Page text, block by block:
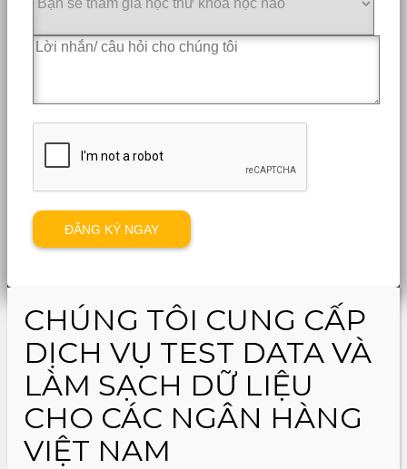
CHÚNG TÔI CUNG CẤP
DỊCH VỤ TEST DATA VÀ
LÀM SẠCH DỮ LIỆU
CHO CÁC NGÂN HÀNG
VIỆT NAM